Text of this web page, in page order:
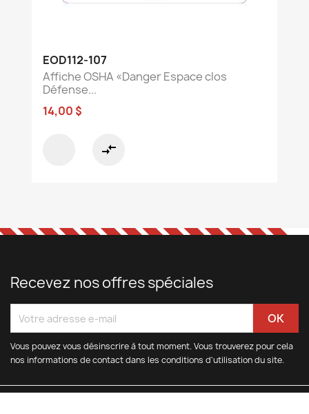
EOD112-107
Affiche OSHA «Danger Espace clos
Défense...
14,00 $
compare_arrows
Recevez nos offres spéciales
Vous pouvez vous désinscrire à tout moment. Vous trouverez pour cela
nos informations de contact dans les conditions d'utilisation du site.